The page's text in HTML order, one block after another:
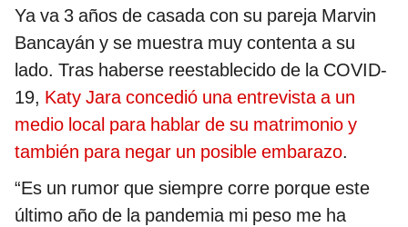
Ya va 3 años de casada con su pareja Marvin
Bancayán y se muestra muy contenta a su
lado. Tras haberse reestablecido de la COVID-
19, Katy Jara concedió una entrevista a un
medio local para hablar de su matrimonio y
también para negar un posible embarazo.
“Es un rumor que siempre corre porque este
último año de la pandemia mi peso me ha